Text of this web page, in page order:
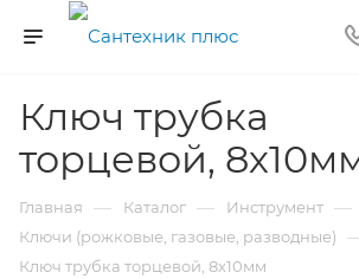
Ключ трубка
торцевой,
Главная — Каталог — Инструмент —
Ключи (рожковые, газовые, разводные)
Ключ трубка торцевой, 8х10мм